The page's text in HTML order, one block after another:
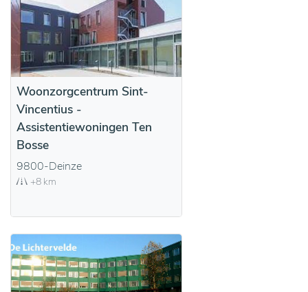
Woonzorgcentrum Sint-
Vincentius -
Assistentiewoningen Ten
Bosse
9800-Deinze
+8 km